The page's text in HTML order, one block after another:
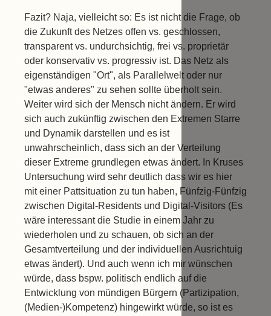
Fazit? Naja, vielleicht so: Es ist nicht die Frage, ob
die Zukunft des Netzes offen vs. geschlossen,
transparent vs. undurchsichtig, frei vs. proprietär
oder konservativ vs. progressiv ist. Das Netz als
eigenständigen "Ort", als Parallelwelt oder nur
"etwas anderes" zu sehen sollte überholt sein.
Weiter wird sich der Mensch nicht ändern. Er wird
sich auch zukünftig zwischen den Extremen Starre
und Dynamik darstellen und es ist
unwahrscheinlich, dass sich an der Verteilung
dieser Extreme grundlegen etwas ändert. In Kruses
Untersuchung wird sehr deutlich dass wir es hier
mit einer Pattsituation zu tun haben, Fünfzig-Fünfzig
zwischen Digital-Residents und Digital-Visitors (Es
wäre interessant die Studie in einem Jahr zu
wiederholen und zu schauen, ob sich an der
Gesamtverteilung und der individuellen Ausrichtuig
etwas ändert). Und auch wenn ich mir wünschen
würde, dass bspw. politisch endlich auf die
Entwicklung von mündigen Bürgern (Partizipation,
(Medien-)Kompetenz) hingewirkt würde, so ist es